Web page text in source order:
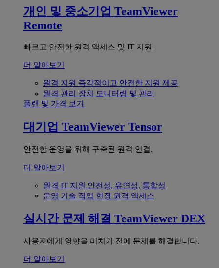
개인 및 중소기업 TeamViewer
Remote
빠르고 안전한 원격 액세스 및 IT 지원.
더 알아보기
원격 지원 즉각적이고 안전한 지원 제공
원격 관리 장치 모니터링 및 관리
플랜 및 가격 보기
대기업 TeamViewer Tensor
안전한 운영을 위해 구축된 원격 연결.
더 알아보기
원격 IT 지원 안전성, 유연성, 통합성
운영 기술 작업 현장 원격 액세스
실시간 문제 해결 TeamViewer DEX
사용자에게 영향을 미치기 전에 문제를 해결합니다.
더 알아보기